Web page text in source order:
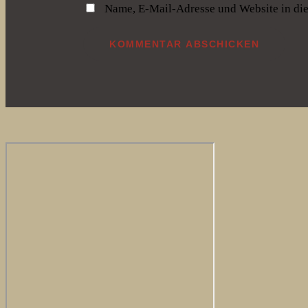
Name, E-Mail-Adresse und Website in